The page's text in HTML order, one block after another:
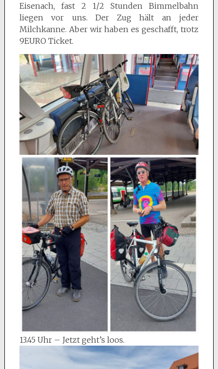
Eisenach, fast 2 1/2 Stunden Bimmelbahn
liegen vor uns. Der Zug hält an jeder
Milchkanne. Aber wir haben es geschafft, trotz
9EURO Ticket.
13.45 Uhr – Jetzt geht’s loos.